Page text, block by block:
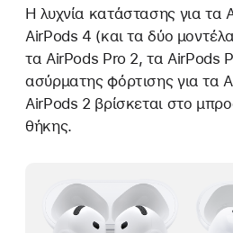
Η λυχνία κατάστασης για τα
AirPods 4 (και τα δύο
τα AirPods Pro 2, τα AirPods
ασύρματης φόρτισης για τα
AirPods 2 βρίσκεται στο
θήκης.